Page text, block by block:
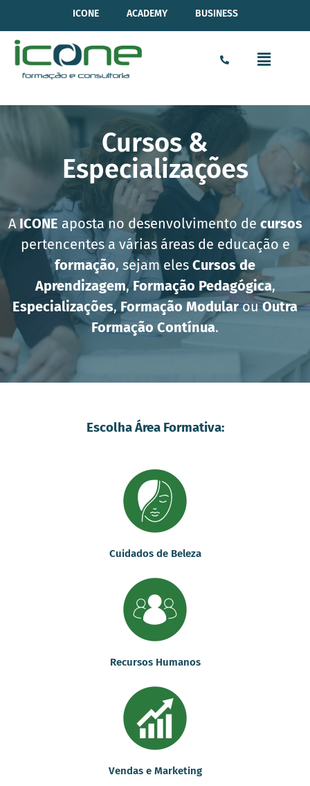
ICONE ACADEMY BUSINESS
Cursos &
Especializações​
A ICONE aposta no desenvolvimento de cursos
pertencentes a várias áreas de educação e
formação, sejam eles Cursos de
Aprendizagem,Formação Pedagógica,
Especializações, Formação ModularouOutra
Formação Contínua.
Escolha Área Formativa:
Cuidados de Beleza
Recursos Humanos
Vendas e Marketing